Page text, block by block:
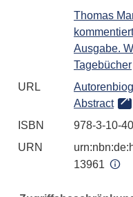
Thomas
Ausgabe.
Tagebücher
URL
Abstract
ISBN
978-3-10-
URN
13961